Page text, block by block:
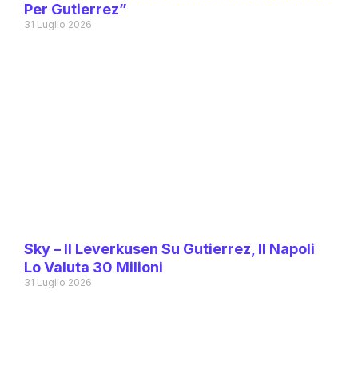
Per Gutierrez”
31 Luglio 2026
Sky – Il Leverkusen Su Gutierrez, Il Napoli
Lo Valuta 30 Milioni
31 Luglio 2026